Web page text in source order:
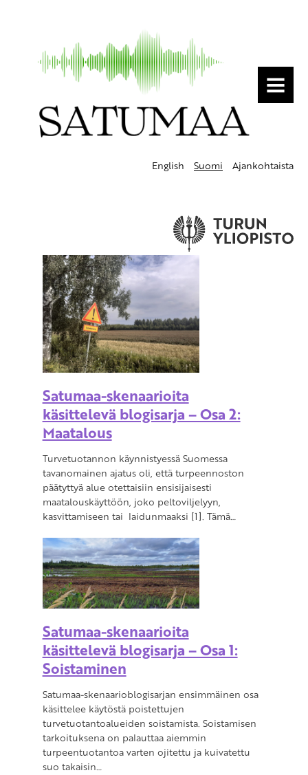
MENU
English Suomi Ajankohtaista
Satumaa-skenaarioita
käsittelevä blogisarja – Osa 2:
Maatalous
Turvetuotannon käynnistyessä Suomessa
tavanomainen ajatus oli, että turpeennoston
päätyttyä alue otettaisiin ensisijaisesti
maatalouskäyttöön, joko peltoviljelyyn,
kasvittamiseen tai laidunmaaksi [1]. Tämä…
Satumaa-skenaarioita
käsittelevä blogisarja – Osa 1:
Soistaminen
Satumaa-skenaarioblogisarjan ensimmäinen osa
käsittelee käytöstä poistettujen
turvetuotantoalueiden soistamista. Soistamisen
tarkoituksena on palauttaa aiemmin
turpeentuotantoa varten ojitettu ja kuivatettu
suo takaisin…